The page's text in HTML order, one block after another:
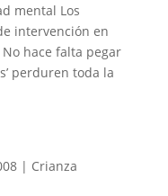
mental Los
intervención en
hace falta pegar
perduren toda la
| Crianza